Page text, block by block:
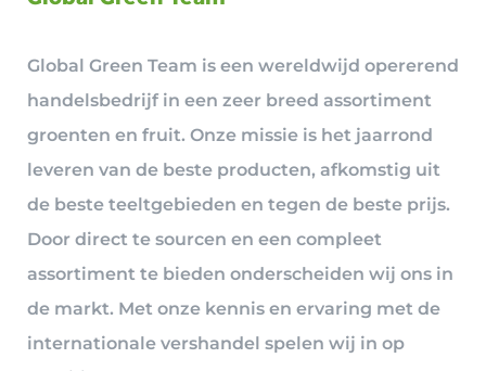
Global Green Team is een wereldwijd opererend
handelsbedrijf in een zeer breed assortiment
groenten en fruit. Onze missie is het jaarrond
leveren van de beste producten, afkomstig uit
de beste teeltgebieden en tegen de beste prijs.
Door direct te sourcen en een compleet
assortiment te bieden onderscheiden wij ons in
de markt. Met onze kennis en ervaring met de
internationale vershandel spelen wij in op